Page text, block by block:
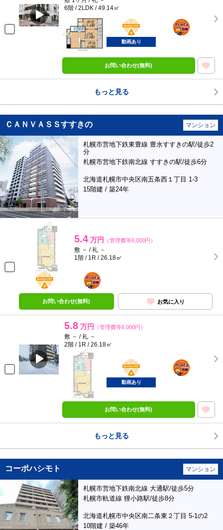
6階 / 2LDK / 49.14㎡
BunChinPAY
ポンタ
部屋
動画あり
お問い合わせ(無料)
もっと見る
ＣＡＮＶＡＳＳすすきの マンション
札幌市営地下鉄東豊線 豊水すすきの駅/徒歩2
分
札幌市営地下鉄南北線 すすきの駅/徒歩6分
北海道札幌市中央区南五条西１丁目 1-3
15階建 / 築24年
5.4 万円 （管理費等6,000円）
敷 － / 礼 －
1階 / 1R / 26.18㎡
BunChinPAY
ポンタ
部屋
お問い合わせ(無料) お気に入り
5.8 万円 （管理費等6,000円）
敷 － / 礼 －
2階 / 1R / 26.18㎡
BunChinPAY
ポンタ
部屋
動画あり
お問い合わせ(無料)
もっと見る
コーポハシモト マンション
札幌市営地下鉄南北線 大通駅/徒歩5分
札幌市軌道線 狸小路駅/徒歩8分
北海道札幌市中央区南二条東２丁目 5-1の2
10階建 / 築46年